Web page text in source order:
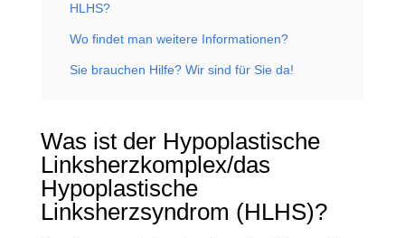
HLHS?
Wo findet man weitere Informationen?
Sie brauchen Hilfe? Wir sind für Sie da!
Was ist der Hypoplastische
Linksherzkomplex/das
Hypoplastische
Linksherzsyndrom (HLHS)?